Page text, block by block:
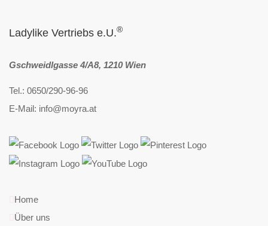
Ladylike Vertriebs e.U.®
Gschweidlgasse 4/A8, 1210 Wien
Tel.: 0650/290-96-96
E-Mail: info@moyra.at
Home
Über uns